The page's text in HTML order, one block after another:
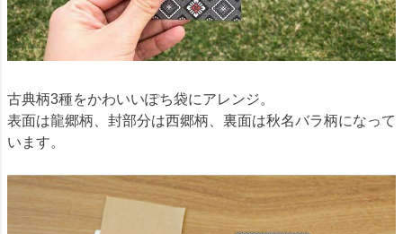
古典柄3種をかわいいぽち袋にアレンジ。
表面は龍郷柄、封部分は西郷柄、裏面は秋名バラ柄になって
います。